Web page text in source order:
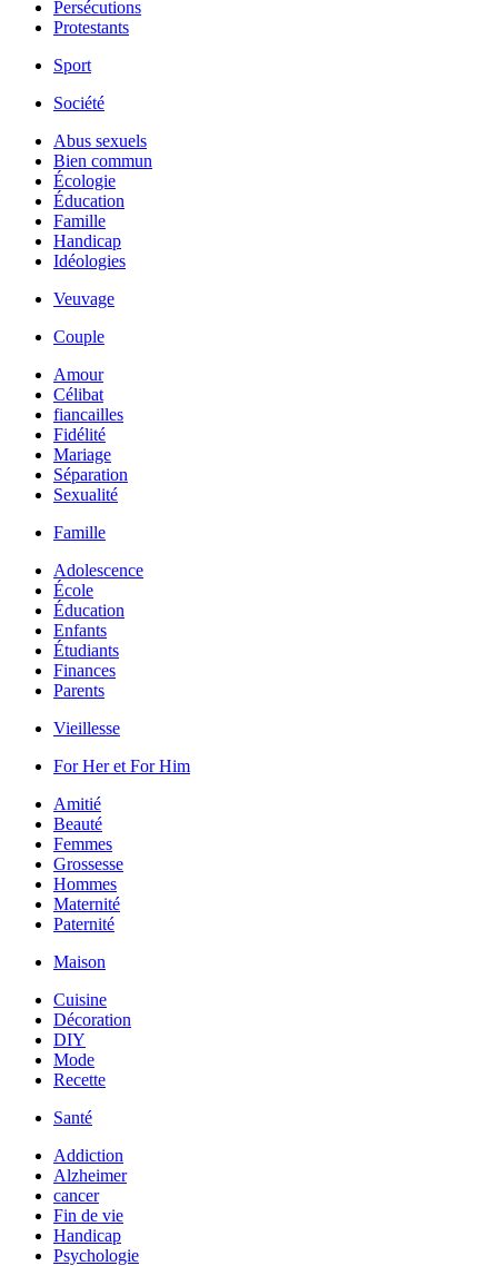
Persécutions
Protestants
Sport
Société
Abus sexuels
Bien commun
Écologie
Éducation
Famille
Handicap
Idéologies
Veuvage
Couple
Amour
Célibat
fiancailles
Fidélité
Mariage
Séparation
Sexualité
Famille
Adolescence
École
Éducation
Enfants
Étudiants
Finances
Parents
Vieillesse
For Her et For Him
Amitié
Beauté
Femmes
Grossesse
Hommes
Maternité
Paternité
Maison
Cuisine
Décoration
DIY
Mode
Recette
Santé
Addiction
Alzheimer
cancer
Fin de vie
Handicap
Psychologie